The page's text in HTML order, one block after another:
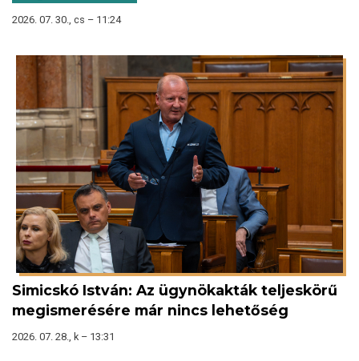
2026. 07. 30., cs – 11:24
Simicskó István: Az ügynökakták teljeskörű
megismerésére már nincs lehetőség
2026. 07. 28., k – 13:31